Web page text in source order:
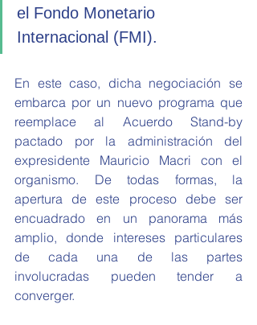
el Fondo Monetario
Internacional (FMI).
En este caso, dicha negociación se
embarca por un nuevo programa que
reemplace al Acuerdo Stand-by
pactado por la administración del
expresidente Mauricio Macri con el
organismo. De todas formas, la
apertura de este proceso debe ser
encuadrado en un panorama más
amplio, donde intereses particulares
de cada una de las partes
involucradas pueden tender a
converger.